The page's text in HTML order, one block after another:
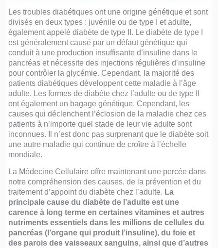
Les troubles diabétiques ont une origine génétique et sont
divisés en deux types : juvénile ou de type I et adulte,
également appelé diabète de type II. Le diabète de type I
est généralement causé par un défaut génétique qui
conduit à une production insuffisante d’insuline dans le
pancréas et nécessite des injections régulières d’insuline
pour contrôler la glycémie. Cependant, la majorité des
patients diabétiques développent cette maladie à l’âge
adulte. Les formes de diabète chez l’adulte ou de type II
ont également un bagage génétique. Cependant, les
causes qui déclenchent l’éclosion de la maladie chez ces
patients à n’importe quel stade de leur vie adulte sont
inconnues. Il n’est donc pas surprenant que le diabète soit
une autre maladie qui continue de croître à l’échelle
mondiale.
La Médecine Cellulaire offre maintenant une percée dans
notre compréhension des causes, de la prévention et du
traitement d’appoint du diabète chez l’adulte. La
principale cause du diabète de l’adulte est une
carence à long terme en certaines vitamines et autres
nutriments essentiels dans les millions de cellules du
pancréas (l’organe qui produit l’insuline), du foie et
des parois des vaisseaux sanguins, ainsi que d’autres